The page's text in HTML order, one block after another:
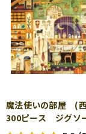
魔法使いの部屋 (
300ピース ジグ
EPO-28-036s